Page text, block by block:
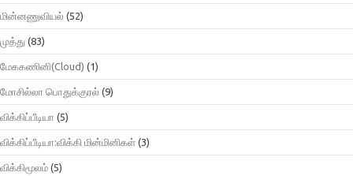
மின்னணுவியல் (52)
முத்து (83)
மேககணினி(Cloud) (1)
மோசில்லா பொதுக்குரல் (9)
விக்கிப்பீடியா (5)
விக்கிப்பீடியா:விக்கி மின்மினிகள் (3)
விக்கிமூலம் (5)